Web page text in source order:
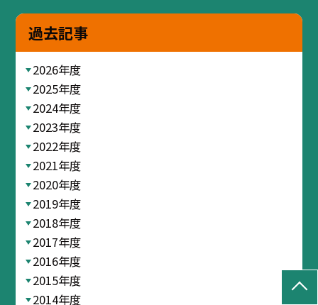
過去記事
2026年度
2025年度
2024年度
2023年度
2022年度
2021年度
2020年度
2019年度
2018年度
2017年度
2016年度
2015年度
2014年度